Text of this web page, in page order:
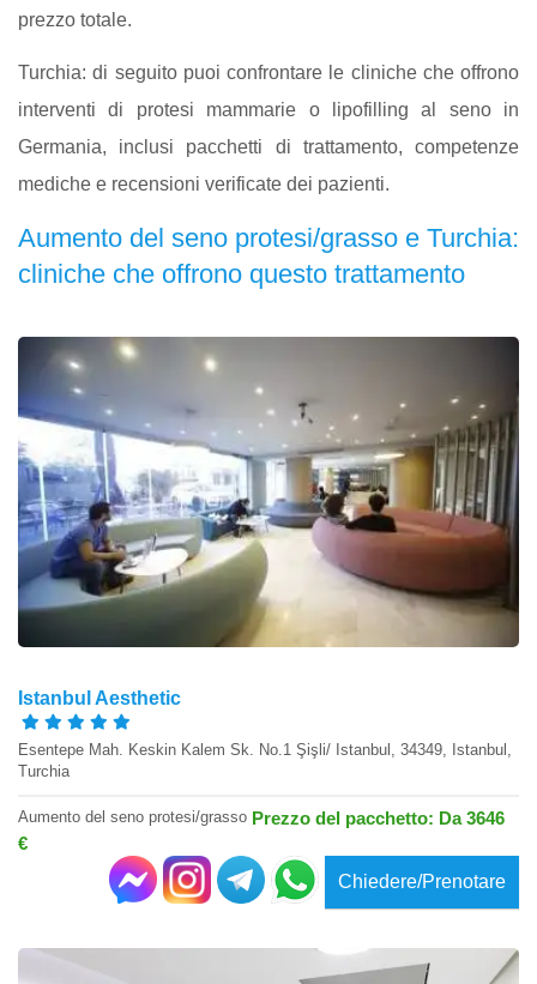
prezzo totale.
Turchia: di seguito puoi confrontare le cliniche che offrono
interventi di protesi mammarie o lipofilling al seno in
Germania, inclusi pacchetti di trattamento, competenze
mediche e recensioni verificate dei pazienti.
Aumento del seno protesi/grasso e Turchia:
cliniche che offrono questo trattamento
Istanbul Aesthetic
Esentepe Mah. Keskin Kalem Sk. No.1 Şişli/ Istanbul, 34349, Istanbul,
Turchia
Aumento del seno protesi/grasso Prezzo del pacchetto: Da 3646
€
Chiedere/Prenotare